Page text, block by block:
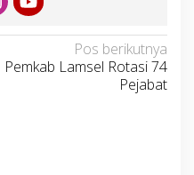
Pos berikutnya
Pemkab Lamsel Rotasi 74
Pejabat